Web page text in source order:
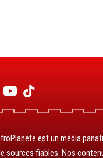
est un média
sources fiables. Nos